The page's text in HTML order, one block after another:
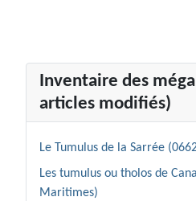
Inventaire des
articles modifiés)
Le Tumulus de la Sarrée
Les tumulus ou tholos de
Maritimes)